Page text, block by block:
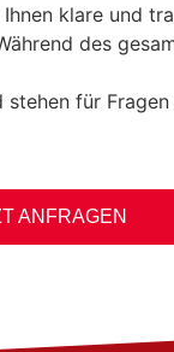
klare und
des
für
ANFRAGEN